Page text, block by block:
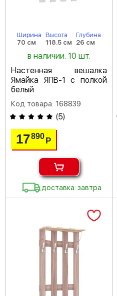
Ширина
70 см
Высота
118.5 см
Глубина
26 см
в наличии: 10 шт.
Настенная вешалка
Ямайка ЯПВ-1 с полкой
белый
Код товара: 168839
(5)
17890Р
доставка: завтра